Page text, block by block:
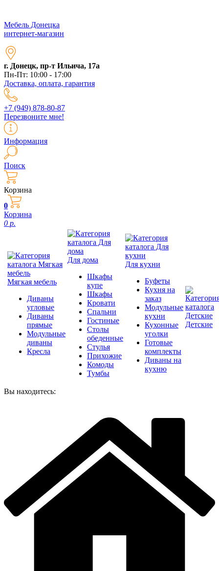
Мебель Донецка
интернет-магазин
г. Донецк, пр-т Ильича, 17а
Пн-Пт: 10:00 - 17:00
Доставка, оплата, гарантия
+7 (949) 878-80-87
Перезвоните мне!
Информация
Поиск
Корзина
0
Корзина
0 р.
Мягкая мебель
Диваны
угловые
Диваны
прямые
Модульные
диваны
Кресла
Для дома
Шкафы
купе
Шкафы
Кровати
Спальни
Гостиные
Столы
обеденные
Стулья
Прихожие
Комоды
Тумбы
Для кухни
Буфеты
Кухня на
заказ
Модульные
кухни
Кухонные
уголки
Готовые
комплекты
Диваны на
кухню
Детские
Вы находитесь: